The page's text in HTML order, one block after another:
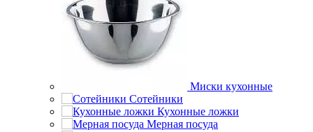
Миски кухонные
Сотейники
Кухонные ложки
Мерная посуда